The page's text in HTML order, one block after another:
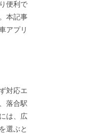
便利で
本記事
アプリ
対応エ
落合駅
は、広
選ぶと